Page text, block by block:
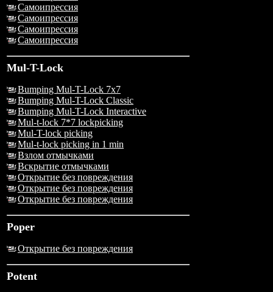
Самоипрессия
Самоипрессия
Самоипрессия
Самоипрессия
Mul-T-Lock
Bumping Mul-T-Lock 7x7
Bumping Mul-T-Lock Classic
Bumping Mul-T-Lock Interactive
Mul-t-lock 7*7 lockpicking
Mul-T-lock picking
Mul-t-lock picking in 1 min
Взлом отмычками
Вскрытие отмычками
Открытие без повреждения
Открытие без повреждения
Открытие без повреждения
Poper
Открытие без повреждения
Potent